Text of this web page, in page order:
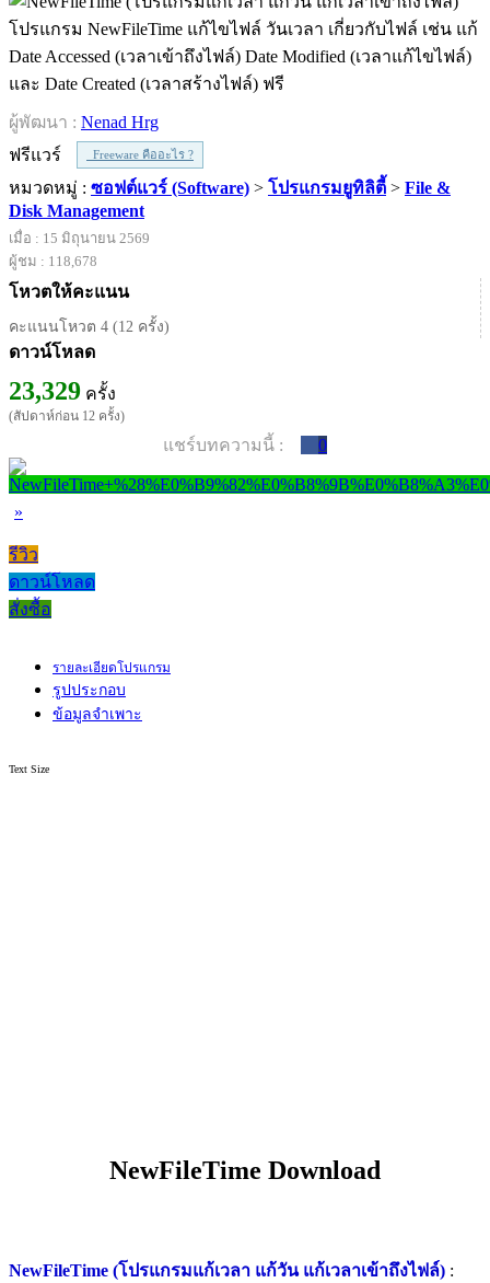
โปรแกรม NewFileTime แก้ไขไฟล์ วันเวลา เกี่ยวกับไฟล์ เช่น แก้
Date Accessed (เวลาเข้าถึงไฟล์) Date Modified (เวลาแก้ไขไฟล์)
และ Date Created (เวลาสร้างไฟล์) ฟรี
ผู้พัฒนา : Nenad Hrg
ฟรีแวร์
Freeware คืออะไร ?
หมวดหมู่ : ซอฟต์แวร์ (Software) > โปรแกรมยูทิลิตี้ > File &
Disk Management
เมื่อ : 15 มิถุนายน 2569
ผู้ชม : 118,678
โหวตให้คะแนน
คะแนนโหวต 4 (12 ครั้ง)
ดาวน์โหลด
23,329 ครั้ง
(สัปดาห์ก่อน 12 ครั้ง)
แชร์บทความนี้ : 0
»
รีวิว
ดาวน์โหลด
สั่งซื้อ
รายละเอียดโปรแกรม
รูปประกอบ
ข้อมูลจำเพาะ
Text Size
NewFileTime Download
NewFileTime (โปรแกรมแก้เวลา แก้วัน แก้เวลาเข้าถึงไฟล์) :